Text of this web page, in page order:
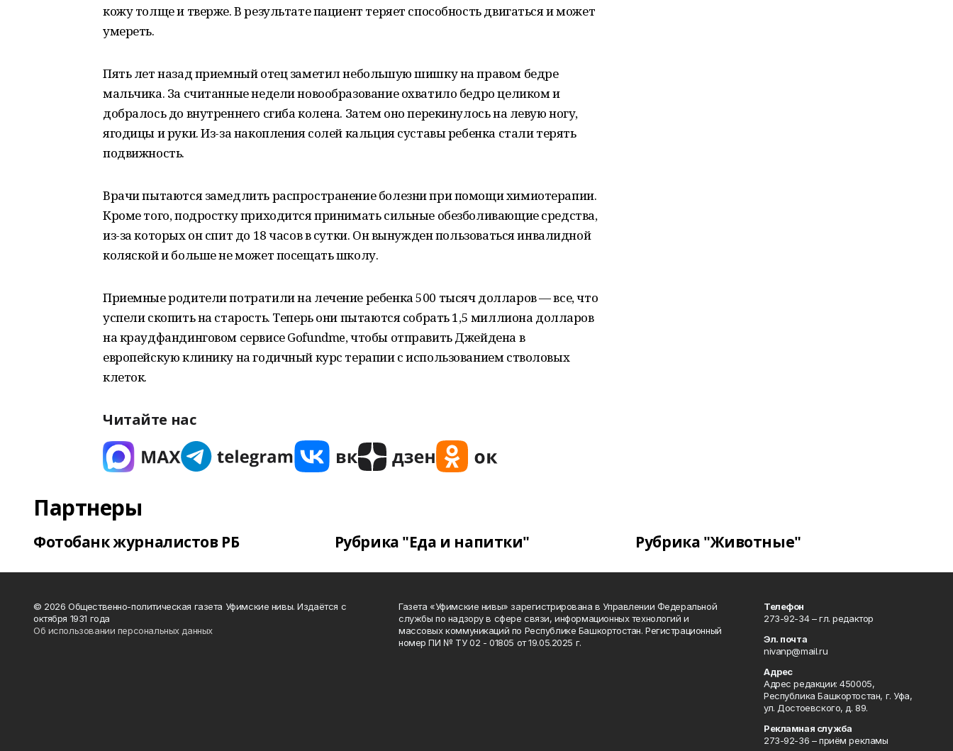
кожу толще и тверже. В результате пациент теряет способность двигаться и может
умереть.
Пять лет назад приемный отец заметил небольшую шишку на правом бедре
мальчика. За считанные недели новообразование охватило бедро целиком и
добралось до внутреннего сгиба колена. Затем оно перекинулось на левую ногу,
ягодицы и руки. Из-за накопления солей кальция суставы ребенка стали терять
подвижность.
Врачи пытаются замедлить распространение болезни при помощи химиотерапии.
Кроме того, подростку приходится принимать сильные обезболивающие средства,
из-за которых он спит до 18 часов в сутки. Он вынужден пользоваться инвалидной
коляской и больше не может посещать школу.
Приемные родители потратили на лечение ребенка 500 тысяч долларов — все, что
успели скопить на старость. Теперь они пытаются собрать 1,5 миллиона долларов
на краудфандинговом сервисе Gofundme, чтобы отправить Джейдена в
европейскую клинику на годичный курс терапии с использованием стволовых
клеток.
Читайте нас
Партнеры
Фотобанк журналистов РБ Рубрика "Еда и напитки" Рубрика "Животные"
© 2026 Общественно-политическая газета Уфимские нивы. Издаётся с
октября 1931 года
Об использовании персональных данных
Газета «Уфимские нивы» зарегистрирована в Управлении Федеральной
службы по надзору в сфере связи, информационных технологий и
массовых коммуникаций по Республике Башкортостан. Регистрационный
номер ПИ № ТУ 02 - 01805 от 19.05.2025 г.
Телефон
273-92-34 – гл. редактор
Эл. почта
nivanp@mail.ru
Адрес
Адрес редакции: 450005,
Республика Башкортостан, г. Уфа,
ул. Достоевского, д. 89.
Рекламная служба
273-92-36 – приём рекламы